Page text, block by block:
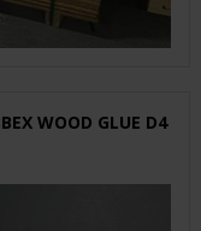
WOOD GLUE D4